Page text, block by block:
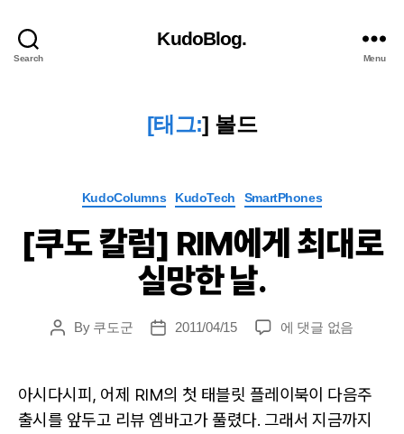
Search
KudoBlog.
Menu
[태그:] 볼드
Categories
KudoColumns KudoTech SmartPhones
[쿠도 칼럼] RIM에게 최대로
실망한 날.
PostBy 쿠도군
Post2011/04/15
[쿠
럼]
RIM
에
에 댓글 없음
아시다시피, 어제 RIM의 첫 태블릿 플레이북이 다음주
출시를 앞두고 리뷰 엠바고가 풀렸다. 그래서 지금까지